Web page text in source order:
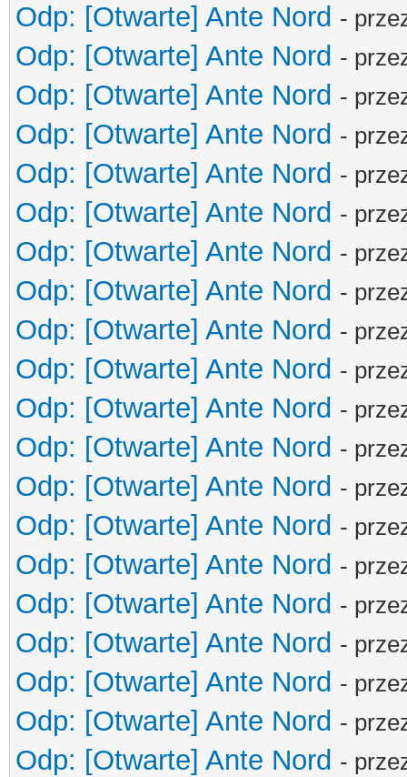
Odp: [Otwarte] Ante Nord -
Odp: [Otwarte] Ante Nord -
Odp: [Otwarte] Ante Nord -
Odp: [Otwarte] Ante Nord -
Odp: [Otwarte] Ante Nord -
Odp: [Otwarte] Ante Nord -
Odp: [Otwarte] Ante Nord -
Odp: [Otwarte] Ante Nord -
Odp: [Otwarte] Ante Nord -
Odp: [Otwarte] Ante Nord -
Odp: [Otwarte] Ante Nord -
Odp: [Otwarte] Ante Nord -
Odp: [Otwarte] Ante Nord -
Odp: [Otwarte] Ante Nord -
Odp: [Otwarte] Ante Nord -
Odp: [Otwarte] Ante Nord -
Odp: [Otwarte] Ante Nord -
Odp: [Otwarte] Ante Nord -
Odp: [Otwarte] Ante Nord -
Odp: [Otwarte] Ante Nord -